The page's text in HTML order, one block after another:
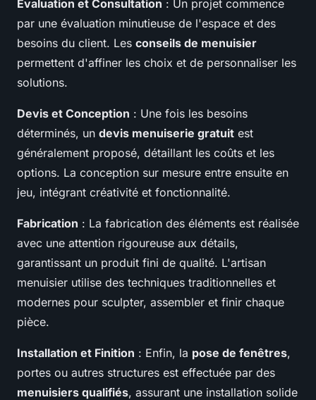
Évaluation et Consultation : Un projet commence
par une évaluation minutieuse de l'espace et des
besoins du client. Les conseils de menuisier
permettent d'affiner les choix et de personnaliser les
solutions.
Devis et Conception : Une fois les besoins
déterminés, un devis menuiserie gratuit est
généralement proposé, détaillant les coûts et les
options. La conception sur mesure entre ensuite en
jeu, intégrant créativité et fonctionnalité.
Fabrication : La fabrication des éléments est réalisée
avec une attention rigoureuse aux détails,
garantissant un produit fini de qualité. L'artisan
menuisier utilise des techniques traditionnelles et
modernes pour sculpter, assembler et finir chaque
pièce.
Installation et Finition : Enfin, la pose de fenêtres,
portes ou autres structures est effectuée par des
menuisiers qualifiés, assurant une installation solide